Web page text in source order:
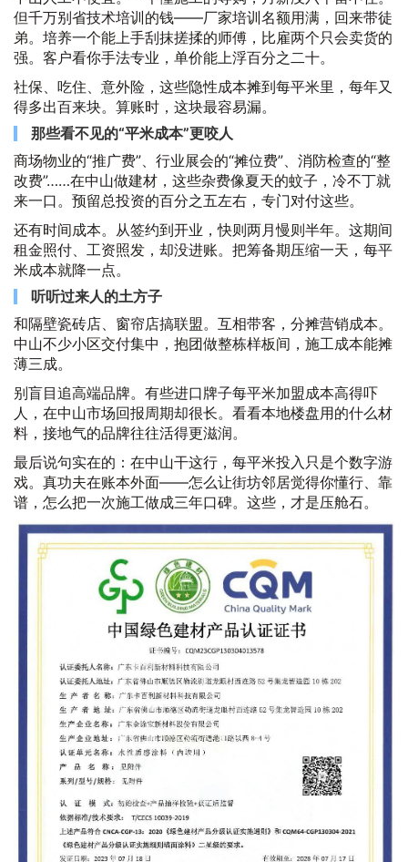
但千万别省技术培训的钱——厂家培训名额用满，回来带徒
弟。培养一个能上手刮抹搓揉的师傅，比雇两个只会卖货的
强。客户看你手法专业，单价能上浮百分之二十。
社保、吃住、意外险，这些隐性成本摊到每平米里，每年又
得多出百来块。算账时，这块最容易漏。
那些看不见的“平米成本”更咬人
商场物业的“推广费”、行业展会的“摊位费”、消防检查的“整
改费”……在中山做建材，这些杂费像夏天的蚊子，冷不丁就
来一口。预留总投资的百分之五左右，专门对付这些。
还有时间成本。从签约到开业，快则两月慢则半年。这期间
租金照付、工资照发，却没进账。把筹备期压缩一天，每平
米成本就降一点。
听听过来人的土方子
和隔壁瓷砖店、窗帘店搞联盟。互相带客，分摊营销成本。
中山不少小区交付集中，抱团做整栋样板间，施工成本能摊
薄三成。
别盲目追高端品牌。有些进口牌子每平米加盟成本高得吓
人，在中山市场回报周期却很长。看看本地楼盘用的什么材
料，接地气的品牌往往活得更滋润。
最后说句实在的：在中山干这行，每平米投入只是个数字游
戏。真功夫在账本外面——怎么让街坊邻居觉得你懂行、靠
谱，怎么把一次施工做成三年口碑。这些，才是压舱石。